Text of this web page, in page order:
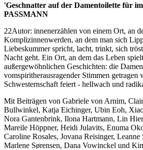
'Geschnatter auf der Damentoilette für
PASSMANN
22Autor: innenerzählen von einem Ort, an
Komplizinnenwerden, an dem man sich
Liebeskummer spricht, lacht, trinkt, sich
Nacht geht. Ein Ort, an dem das Leben
außergewöhnlichen Geschichten: die
vomspiritherausragender Stimmen getragen
Schwesternschaft feiert - hellwach und
Mit Beiträgen von Gabriele von Arnim,
Bullwinkel, Katja Eichinger, Ubin Eoh,
Nora Gantenbrink, Ilona Hartmann, Lin
Mareile Höppner, Heidi Julavits, Enuma
Caroline Rosales, Jovana Reisinger,
Marlene Sørensen, Dana Vowinckel und